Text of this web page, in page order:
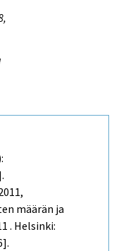
määrän ja
. Helsinki: